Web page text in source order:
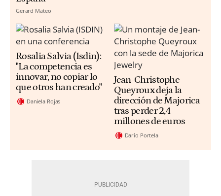
Gerard Mateo
Rosalia Salvia (Isdin):
"La competencia es
innovar, no copiar lo
que otros han creado"
Daniela Rojas
Jean-Christophe
Queyroux deja la
dirección de Majorica
tras perder 2,4
millones de euros
Darío Portela